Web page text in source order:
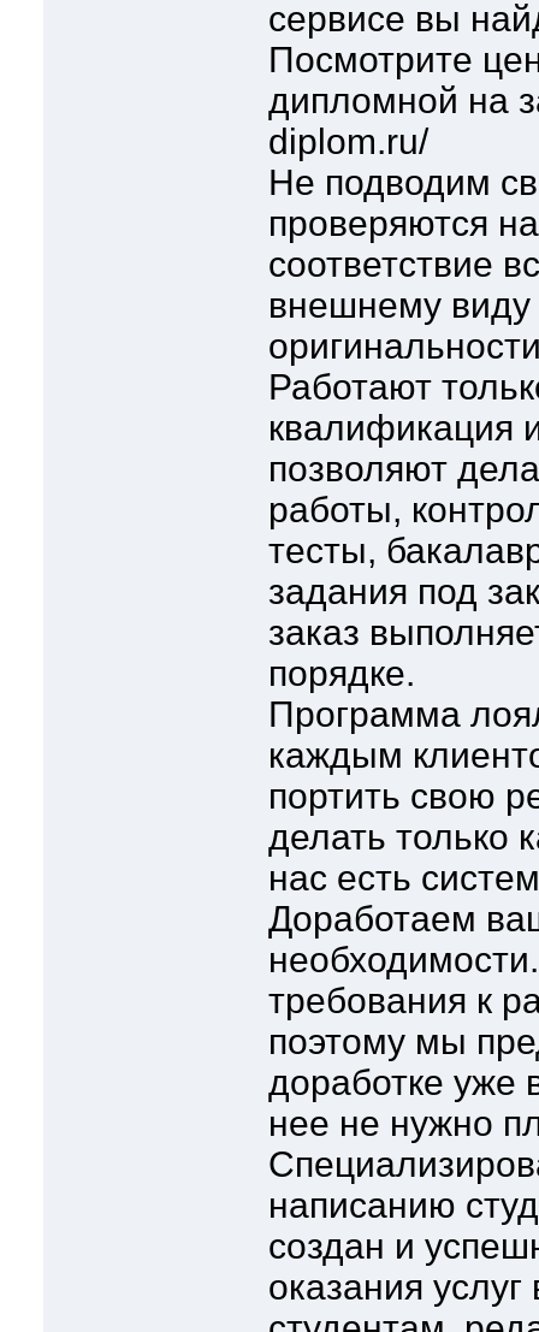
сервисе вы
Посмотрите
дипломной на
diplom.ru/
Не подводим
проверяются
соответствие
внешнему
Работают
квалификация
позволяют
работы,
тесты,
задания под
заказ
порядке.
Программа
каждым
портить свою
делать только
нас есть
Доработаем
требования к
поэтому мы
доработке уже
нее не нужно
написанию
создан и
оказания